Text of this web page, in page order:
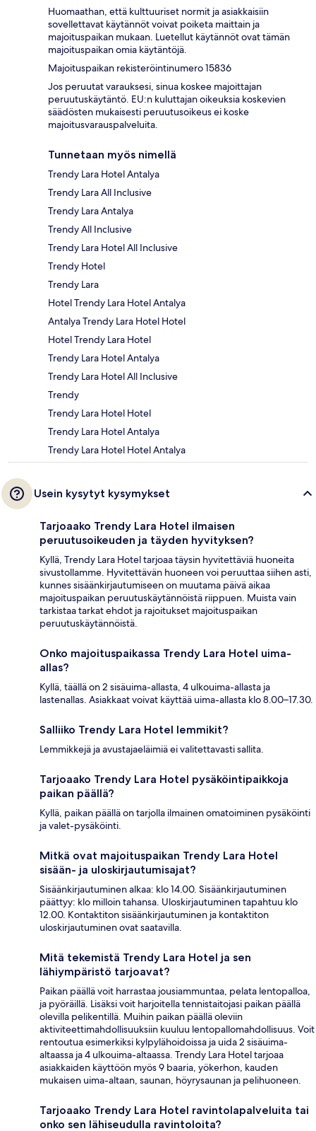
Huomaathan, että kulttuuriset normit ja asiakkaisiin
sovellettavat käytännöt voivat poiketa maittain ja
majoituspaikan mukaan. Luetellut käytännöt ovat tämän
majoituspaikan omia käytäntöjä.
Majoituspaikan rekisteröintinumero 15836
Jos peruutat varauksesi, sinua koskee majoittajan
peruutuskäytäntö. EU:n kuluttajan oikeuksia koskevien
säädösten mukaisesti peruutusoikeus ei koske
majoitusvarauspalveluita.
Tunnetaan myös nimellä
Trendy Lara Hotel Antalya
Trendy Lara All Inclusive
Trendy Lara Antalya
Trendy All Inclusive
Trendy Lara Hotel All Inclusive
Trendy Hotel
Trendy Lara
Hotel Trendy Lara Hotel Antalya
Antalya Trendy Lara Hotel Hotel
Hotel Trendy Lara Hotel
Trendy Lara Hotel Antalya
Trendy Lara Hotel All Inclusive
Trendy
Trendy Lara Hotel Hotel
Trendy Lara Hotel Antalya
Trendy Lara Hotel Hotel Antalya
Usein kysytyt kysymykset
Tarjoaako Trendy Lara Hotel ilmaisen
peruutusoikeuden ja täyden hyvityksen?
Kyllä, Trendy Lara Hotel tarjoaa täysin hyvitettäviä huoneita
sivustollamme. Hyvitettävän huoneen voi peruuttaa siihen asti,
kunnes sisäänkirjautumiseen on muutama päivä aikaa
majoituspaikan peruutuskäytännöistä riippuen. Muista vain
tarkistaa tarkat ehdot ja rajoitukset majoituspaikan
peruutuskäytännöistä.
Onko majoituspaikassa Trendy Lara Hotel uima-
allas?
Kyllä, täällä on 2 sisäuima-allasta, 4 ulkouima-allasta ja
lastenallas. Asiakkaat voivat käyttää uima-allasta klo 8.00–17.30.
Salliiko Trendy Lara Hotel lemmikit?
Lemmikkejä ja avustajaeläimiä ei valitettavasti sallita.
Tarjoaako Trendy Lara Hotel pysäköintipaikkoja
paikan päällä?
Kyllä, paikan päällä on tarjolla ilmainen omatoiminen pysäköinti
ja valet-pysäköinti.
Mitkä ovat majoituspaikan Trendy Lara Hotel
sisään- ja uloskirjautumisajat?
Sisäänkirjautuminen alkaa: klo 14.00. Sisäänkirjautuminen
päättyy: klo milloin tahansa. Uloskirjautuminen tapahtuu klo
12.00. Kontaktiton sisäänkirjautuminen ja kontaktiton
uloskirjautuminen ovat saatavilla.
Mitä tekemistä Trendy Lara Hotel ja sen
lähiympäristö tarjoavat?
Paikan päällä voit harrastaa jousiammuntaa, pelata lentopalloa,
ja pyöräillä. Lisäksi voit harjoitella tennistaitojasi paikan päällä
olevilla pelikentillä. Muihin paikan päällä oleviin
aktiviteettimahdollisuuksiin kuuluu lentopallomahdollisuus. Voit
rentoutua esimerkiksi kylpylähoidoissa ja uida 2 sisäuima-
altaassa ja 4 ulkouima-altaassa. Trendy Lara Hotel tarjoaa
asiakkaiden käyttöön myös 9 baaria, yökerhon, kauden
mukaisen uima-altaan, saunan, höyrysaunan ja pelihuoneen.
Tarjoaako Trendy Lara Hotel ravintolapalveluita tai
onko sen lähiseudulla ravintoloita?